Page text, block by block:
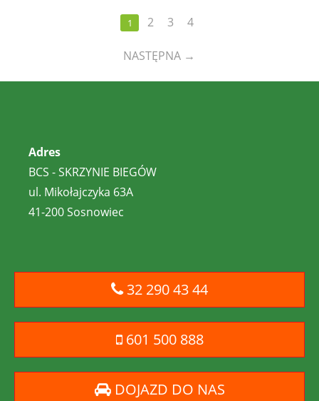
1 2 3 4
NASTĘPNA →
Adres
BCS - SKRZYNIE BIEGÓW
ul. Mikołajczyka 63A
41-200 Sosnowiec
32 290 43 44
601 500 888
DOJAZD DO NAS